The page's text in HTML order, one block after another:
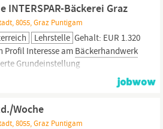
für eine erstklassigeBäckerei Graz
8055, Graz Puntigam
Lehrstelle Gehalt: EUR 1.320
Profil Interesse am Bäckerhandwerk
Grundeinstellung
und Engagement Positiver
Angebot Top-Ausbildung: Trainings
Akademie Klassen sowie
Woche
8055, Graz Puntigam